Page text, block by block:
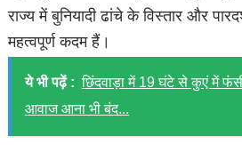
राज्य में बुनियादी ढांचे के विस्तार और
महत्वपूर्ण कदम हैं।
ये भी पढ़ें : छिंदवाड़ा में 19 घंटे से कुएं में
आवाज आना भी बंद...